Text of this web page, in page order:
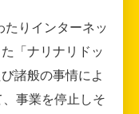
りインターネッ
「ナリナリドッ
諸般の事情によ
事業を停止しそ